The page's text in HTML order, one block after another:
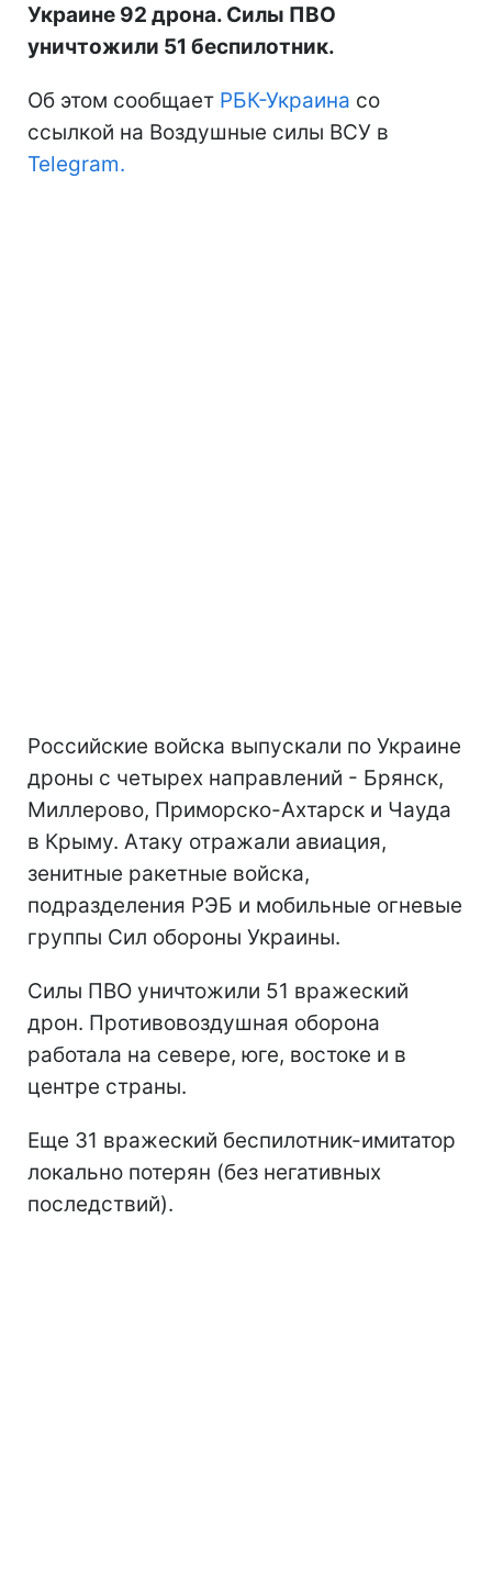
Украине 92 дрона. Силы ПВО
уничтожили 51 беспилотник.
Об этом сообщает РБК-Украина со
ссылкой на Воздушные силы ВСУ в
Telegram.
Российские войска выпускали по Украине
дроны с четырех направлений - Брянск,
Миллерово, Приморско-Ахтарск и Чауда
в Крыму. Атаку отражали авиация,
зенитные ракетные войска,
подразделения РЭБ и мобильные огневые
группы Сил обороны Украины.
Силы ПВО уничтожили 51 вражеский
дрон. Противовоздушная оборона
работала на севере, юге, востоке и в
центре страны.
Еще 31 вражеский беспилотник-имитатор
локально потерян (без негативных
последствий).